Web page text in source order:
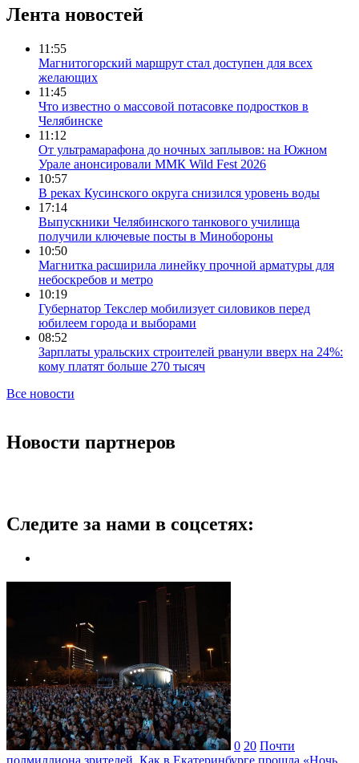
Лента новостей
11:55
Магнитогорский маршрут стал доступен для всех
желающих
11:45
Что известно о массовой потасовке подростков в
Челябинске
11:12
От ультрамарафона до ночных заплывов: на Южном
Урале анонсировали ММК Wild Fest 2026
10:57
В реках Кусинского округа снизился уровень воды
17:14
Выпускники Челябинского танкового училища
получили ключевые посты в Минобороны
10:50
Магнитка расширила линейку прочной арматуры для
небоскребов и метро
10:19
Губернатор Текслер мобилизует силовиков перед
юбилеем города и выборами
08:52
Зарплаты уральских строителей рванули вверх на 24%:
кому платят больше 270 тысяч
Все новости
Новости партнеров
Следите за нами в соцсетях:
0 20 Почти